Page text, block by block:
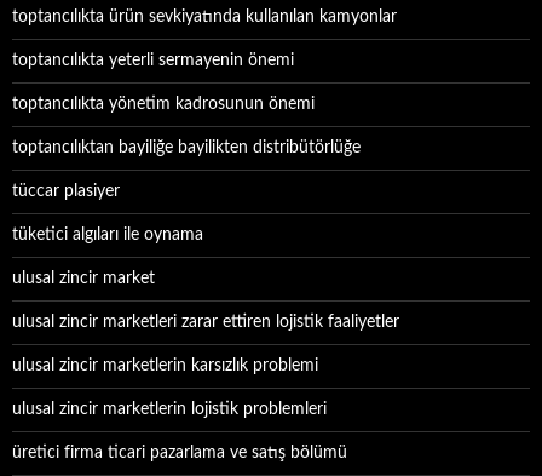
toptancılıkta ürün sevkiyatında kullanılan kamyonlar
toptancılıkta yeterli sermayenin önemi
toptancılıkta yönetim kadrosunun önemi
toptancılıktan bayiliğe bayilikten distribütörlüğe
tüccar plasiyer
tüketici algıları ile oynama
ulusal zincir market
ulusal zincir marketleri zarar ettiren lojistik faaliyetler
ulusal zincir marketlerin karsızlık problemi
ulusal zincir marketlerin lojistik problemleri
üretici firma ticari pazarlama ve satış bölümü